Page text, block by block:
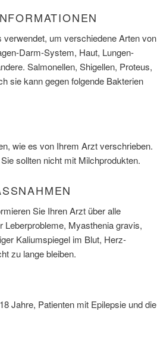
um verschiedene Arten von
Darm-System, Haut, Lungen-
Salmonellen, Shigellen, Proteus,
sie kann gegen folgende Bakterien
wie es von Ihrem Arzt verschrieben.
sollten nicht mit Milchprodukten.
Sie Ihren Arzt über alle
Leberprobleme, Myasthenia gravis,
Kaliumspiegel im Blut, Herz-
zu lange bleiben.
Jahre, Patienten mit Epilepsie und die